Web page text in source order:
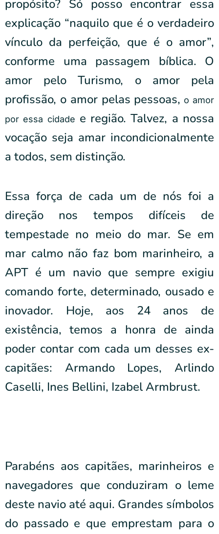
propósito? Só posso encontrar essa
explicação “naquilo que é o verdadeiro
vínculo da perfeição, que é o amor”,
conforme uma passagem bíblica. O
amor pelo Turismo, o amor pela
profissão, o amor pelas pessoas, o amor
por essa cidade e região. Talvez, a nossa
vocação seja amar incondicionalmente
a todos, sem distinção.
Essa força de cada um de nós foi a
direção nos tempos difíceis de
tempestade no meio do mar. Se em
mar calmo não faz bom marinheiro, a
APT é um navio que sempre exigiu
comando forte, determinado, ousado e
inovador. Hoje, aos 24 anos de
existência, temos a honra de ainda
poder contar com cada um desses ex-
capitães: Armando Lopes, Arlindo
Caselli, Ines Bellini, Izabel Armbrust.
Parabéns aos capitães, marinheiros e
navegadores que conduziram o leme
deste navio até aqui. Grandes símbolos
do passado e que emprestam para o